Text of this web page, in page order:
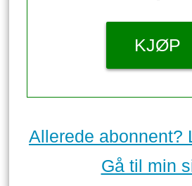
KJØP
Allerede abonnent?
Gå til min